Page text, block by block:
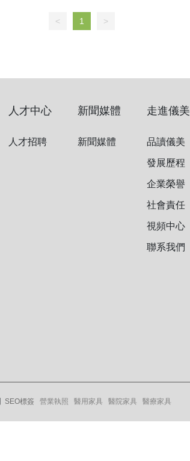
< 1 >
人才中心
人才招聘
新聞媒體
新聞媒體
走進儀美
品讀儀美
發展歷程
企業榮譽
社會責任
視頻中心
聯系我們
SEO標簽 營業執照 醫用家具 醫院家具 醫療家具